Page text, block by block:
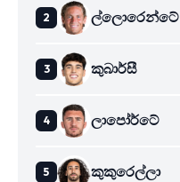
ල්ලොරෙන්ටේ
කුබාර්සී
ලාපෝර්ටේ
කුකුරෙල්ලා